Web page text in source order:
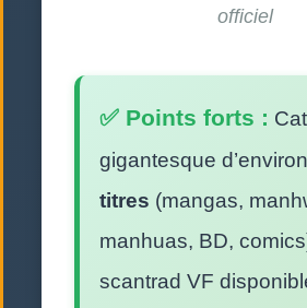
officiel
✅ Points forts :
gigantesque d’environ
titres (mangas,
manhuas, BD,
scantrad VF